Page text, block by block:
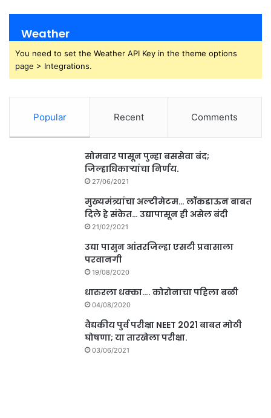
Weather
You need to set the Weather API Key in the theme options
page > Integrations.
Popular Recent Comments
सोमवार पासून पुन्हा बससेवा बंद;
जिल्हाधिकाऱ्यांचा निर्णय.
27/06/2021
मुख्यमंत्र्यांचा अल्टीमेटम… लॉकडाऊन बाबत
दिले हे संकेत… उद्यापासून ही असेल बंदी
21/02/2021
उद्या पासुन आंतरजिल्हा एसटी प्रवासाला
परवानगी
19/08/2020
धारुरला धक्का…. कोरोनाचा पहिला बळी
04/08/2020
वैद्यकीय पुर्व परीक्षा NEET 2021 बाबत मोठी
घोषणा; या तारखेला परीक्षा.
03/06/2021